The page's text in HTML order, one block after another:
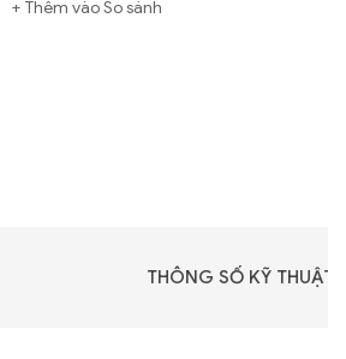
Thêm vào So sánh
THÔNG SỐ KỸ THUẬT